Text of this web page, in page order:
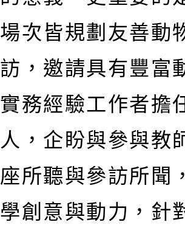
場次皆規劃友善動
訪，邀請具有豐富
實務經驗工作者擔
人，企盼與參與教
座所聽與參訪所聞
學創意與動力，針